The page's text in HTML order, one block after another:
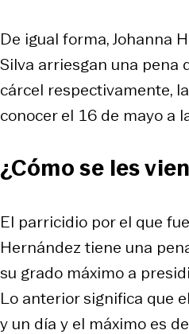
De igual forma, Johanna
Silva arriesgan una pena
cárcel respectivamente,
conocer el 16 de mayo a
¿Cómo se les
El parricidio por el que
Hernández tiene una
su grado máximo a
Lo anterior significa que
y un día y el máximo es